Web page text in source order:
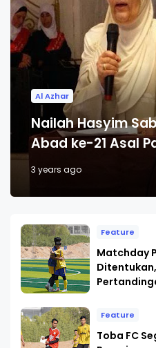
Al Azhar
Nailah Hasyim
Abad ke-21 Asal
3 years ago
Feature
Matchday
Feature
Toba FC